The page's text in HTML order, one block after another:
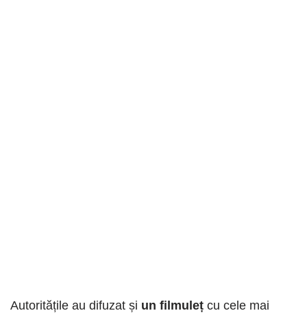
Autoritățile au difuzat și un filmuleț cu cele mai